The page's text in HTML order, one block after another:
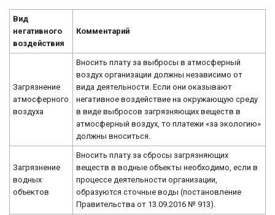
Вид
негативного
воздействия
Комментарий
Загрязнение
атмосферного
воздуха
Вносить плату за выбросы в атмосферный
воздух организации должны независимо от
вида деятельности. Если они оказывают
негативное воздействие на окружающую среду
в виде выбросов загрязняющих веществ в
атмосферный воздух, то платежи «за экологию»
должны вноситься.
Загрязнение
водных
объектов
Вносить плату за сбросы загрязняющих
веществ в водные объекты необходимо, если в
процессе деятельности организации,
образуются сточные воды (постановление
Правительства от 13.09.2016 № 913).